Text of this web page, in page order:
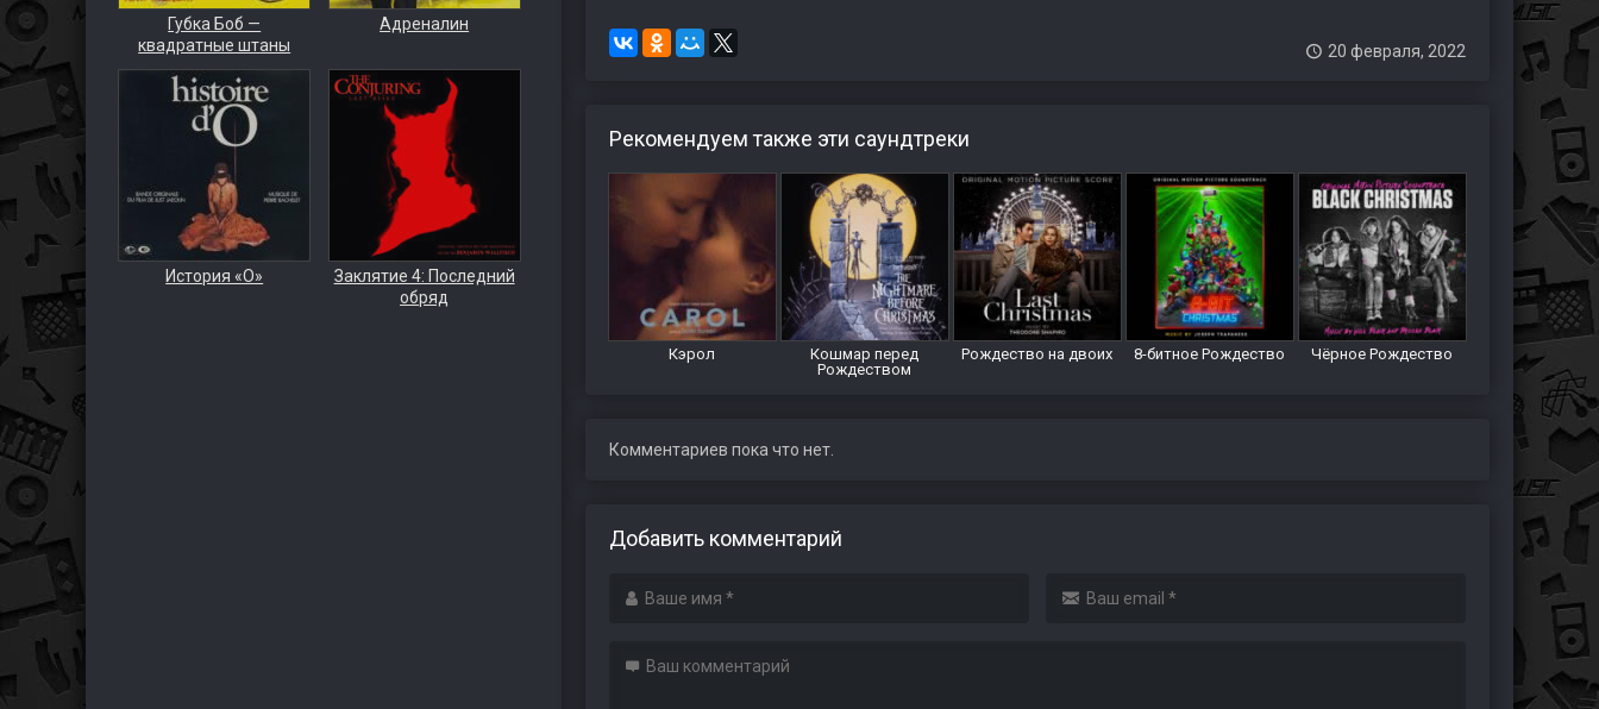
Губка Боб —
квадратные штаны
Адреналин
История «О»
Заклятие 4: Последний
обряд
20 февраля, 2022
Рекомендуем также эти саундтреки
Кэрол
Кошмар перед
Рождеством
Рождество на двоих 8-битное Рождество Чёрное Рождество
Комментариев пока что нет.
Добавить комментарий